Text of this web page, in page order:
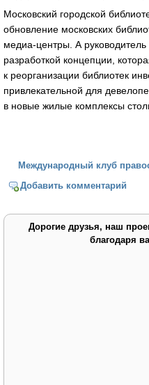
Московский городской
обновление московских
медиа-центры. А
разработкой концепции,
к реорганизации библиотек
привлекательной для
в новые жилые комплексы
Международный клуб
Добавить комментарий
Дорогие друзья, наш
благодаря